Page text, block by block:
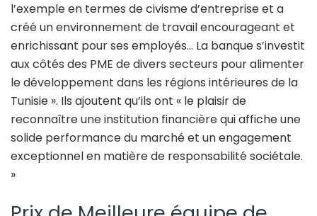
l’exemple en termes de civisme d’entreprise et a
créé un environnement de travail encourageant et
enrichissant pour ses employés… La banque s’investit
aux côtés des PME de divers secteurs pour alimenter
le développement dans les régions intérieures de la
Tunisie ». Ils ajoutent qu’ils ont « le plaisir de
reconnaître une institution financière qui affiche une
solide performance du marché et un engagement
exceptionnel en matière de responsabilité sociétale.
»